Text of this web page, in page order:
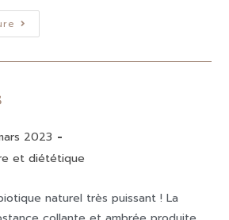
2023
et diététique
naturel très puissant ! La